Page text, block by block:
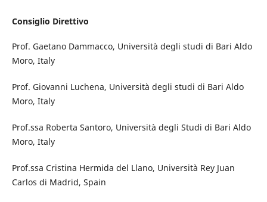
Consiglio Direttivo
Prof. Gaetano Dammacco, Università degli studi di Bari Aldo
Moro, Italy
Prof. Giovanni Luchena, Università degli studi di Bari Aldo
Moro, Italy
Prof.ssa Roberta Santoro, Università degli Studi di Bari Aldo
Moro, Italy
Prof.ssa Cristina Hermida del Llano, Università Rey Juan
Carlos di Madrid, Spain